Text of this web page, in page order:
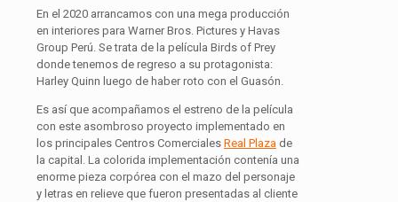
En el 2020 arrancamos con una mega producción
en interiores para Warner Bros. Pictures y Havas
Group Perú. Se trata de la película Birds of Prey
donde tenemos de regreso a su protagonista:
Harley Quinn luego de haber roto con el Guasón.
Es así que acompañamos el estreno de la película
con este asombroso proyecto implementado en
los principales Centros Comerciales Real Plaza de
la capital. La colorida implementación contenía una
enorme pieza corpórea con el mazo del personaje
y letras en relieve que fueron presentadas al cliente